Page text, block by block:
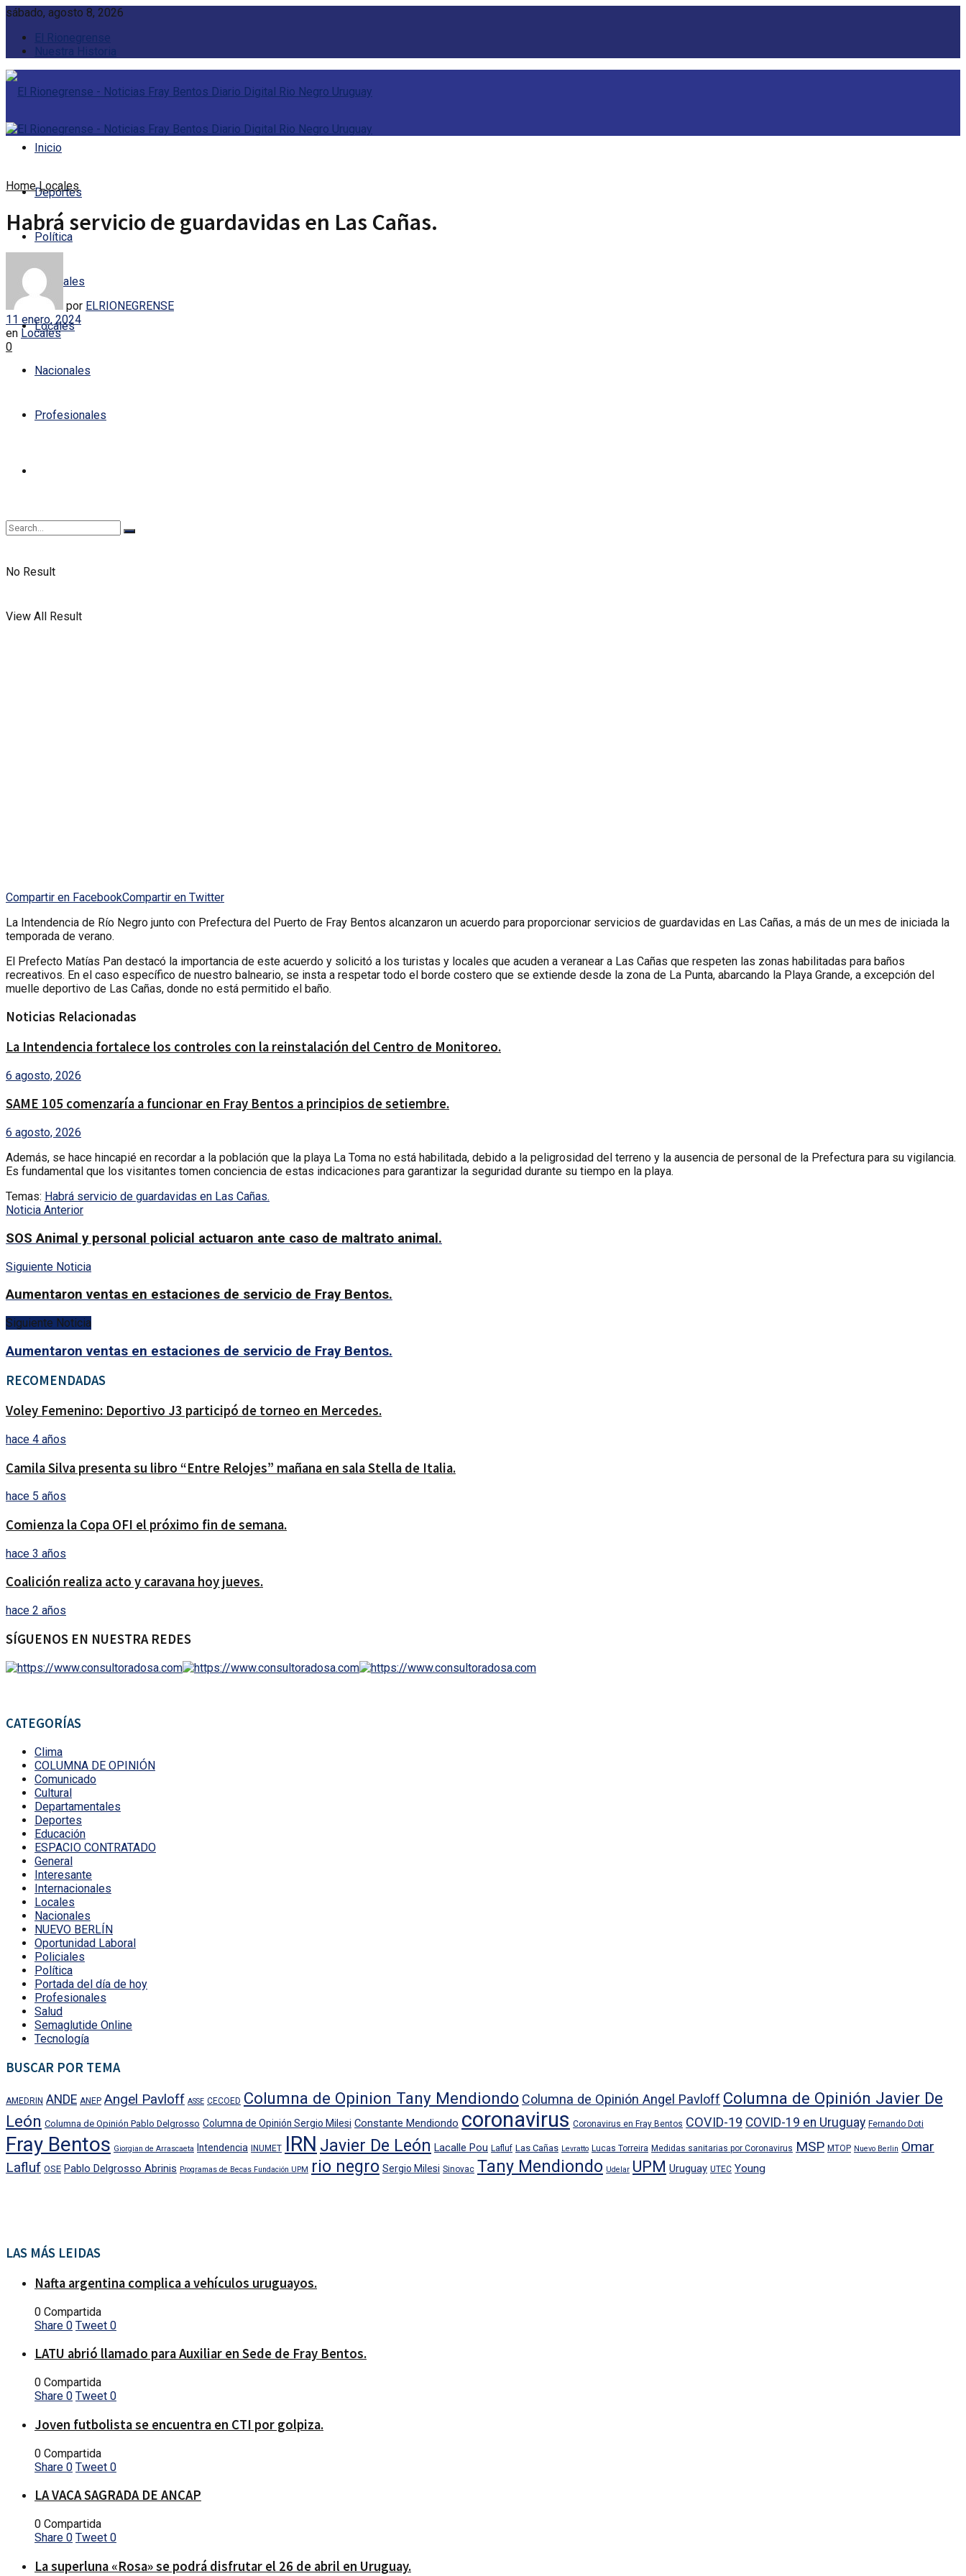
sábado, agosto 8, 2026
El Rionegrense
Nuestra Historia
Inicio
Deportes
Política
Policiales
Locales
Nacionales
Profesionales
No Result
View All Result
Home Locales
Habrá servicio de guardavidas en Las Cañas.
por ELRIONEGRENSE
11 enero, 2024
en Locales
0
Compartir en FacebookCompartir en Twitter
La Intendencia de Río Negro junto con Prefectura del Puerto de Fray Bentos alcanzaron un acuerdo para proporcionar servicios de guardavidas en Las Cañas, a más de un mes de iniciada la
temporada de verano.
El Prefecto Matías Pan destacó la importancia de este acuerdo y solicitó a los turistas y locales que acuden a veranear a Las Cañas que respeten las zonas habilitadas para baños
recreativos. En el caso específico de nuestro balneario, se insta a respetar todo el borde costero que se extiende desde la zona de La Punta, abarcando la Playa Grande, a excepción del
muelle deportivo de Las Cañas, donde no está permitido el baño.
Noticias Relacionadas
La Intendencia fortalece los controles con la reinstalación del Centro de Monitoreo.
6 agosto, 2026
SAME 105 comenzaría a funcionar en Fray Bentos a principios de setiembre.
6 agosto, 2026
Además, se hace hincapié en recordar a la población que la playa La Toma no está habilitada, debido a la peligrosidad del terreno y la ausencia de personal de la Prefectura para su vigilancia.
Es fundamental que los visitantes tomen conciencia de estas indicaciones para garantizar la seguridad durante su tiempo en la playa.
Temas: Habrá servicio de guardavidas en Las Cañas.
Noticia Anterior
SOS Animal y personal policial actuaron ante caso de maltrato animal.
Siguiente Noticia
Aumentaron ventas en estaciones de servicio de Fray Bentos.
Siguiente Noticia
Aumentaron ventas en estaciones de servicio de Fray Bentos.
RECOMENDADAS
Voley Femenino: Deportivo J3 participó de torneo en Mercedes.
hace 4 años
Camila Silva presenta su libro “Entre Relojes” mañana en sala Stella de Italia.
hace 5 años
Comienza la Copa OFI el próximo fin de semana.
hace 3 años
Coalición realiza acto y caravana hoy jueves.
hace 2 años
SÍGUENOS EN NUESTRA REDES
CATEGORÍAS
Clima
COLUMNA DE OPINIÓN
Comunicado
Cultural
Departamentales
Deportes
Educación
ESPACIO CONTRATADO
General
Interesante
Internacionales
Locales
Nacionales
NUEVO BERLÍN
Oportunidad Laboral
Policiales
Política
Portada del día de hoy
Profesionales
Salud
Semaglutide Online
Tecnología
BUSCAR POR TEMA
AMEDRIN ANDE ANEP Angel Pavloff ASSE CECOED Columna de Opinion Tany Mendiondo Columna de Opinión Angel Pavloff Columna de Opinión Javier De
León Columna de Opinión Pablo Delgrosso Columna de Opinión Sergio Milesi Constante Mendiondo coronavirus Coronavirus en Fray Bentos COVID-19 COVID-19 en Uruguay Fernando Doti
Fray Bentos Giorgian de Arrascaeta Intendencia INUMET IRN Javier De León Lacalle Pou Lafluf Las Cañas Levratto Lucas Torreira Medidas sanitarias por Coronavirus MSP MTOP Nuevo Berlin Omar
Lafluf OSE Pablo Delgrosso Abrinis Programas de Becas Fundación UPM rio negro Sergio Milesi Sinovac Tany Mendiondo Udelar UPM Uruguay UTEC Young
LAS MÁS LEIDAS
Nafta argentina complica a vehículos uruguayos.
0 Compartida
Share 0 Tweet 0
LATU abrió llamado para Auxiliar en Sede de Fray Bentos.
0 Compartida
Share 0 Tweet 0
Joven futbolista se encuentra en CTI por golpiza.
0 Compartida
Share 0 Tweet 0
LA VACA SAGRADA DE ANCAP
0 Compartida
Share 0 Tweet 0
La superluna «Rosa» se podrá disfrutar el 26 de abril en Uruguay.